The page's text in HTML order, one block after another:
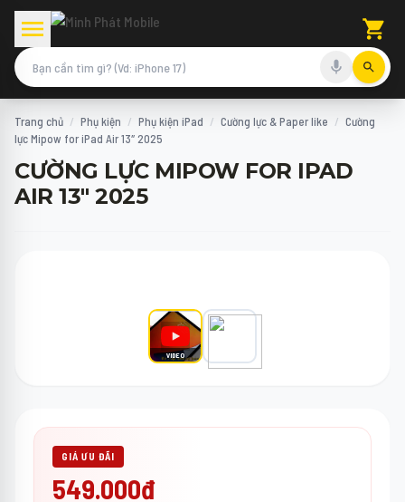
Trang chủ / Phụ kiện / Phụ kiện iPad / Cường lực & Paper like / Cường
lực Mipow for iPad Air 13″ 2025
CƯỜNG LỰC MIPOW FOR IPAD
AIR 13" 2025
VIDEO
GIÁ ƯU ĐÃI
549.000đ